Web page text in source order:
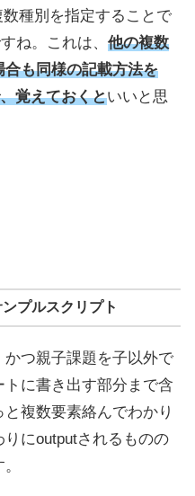
数種別を指定することで
ね。これは、 他の複数
も同様の記載方法を
覚えておくといいと思
プルスクリプト
つ親子課題を子以外で
に書き出す部分まで含
複数要素絡んでわかり
にoutputされるものの